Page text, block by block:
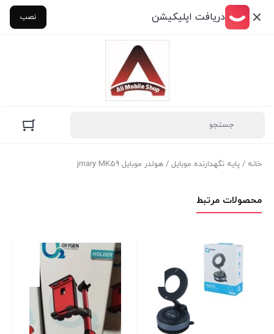
دریافت اپلیکیشن نصب
خانه / پایه نگهدارنده موبایل / هولدر موبایل jmary MK59
محصولات مرتبط